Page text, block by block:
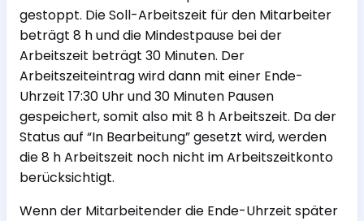
gestoppt. Die Soll-Arbeitszeit für den Mitarbeiter
beträgt 8 h und die Mindestpause bei der
Arbeitszeit beträgt 30 Minuten. Der
Arbeitszeiteintrag wird dann mit einer Ende-
Uhrzeit 17:30 Uhr und 30 Minuten Pausen
gespeichert, somit also mit 8 h Arbeitszeit. Da der
Status auf “In Bearbeitung” gesetzt wird, werden
die 8 h Arbeitszeit noch nicht im Arbeitszeitkonto
berücksichtigt.
Wenn der Mitarbeitender die Ende-Uhrzeit später